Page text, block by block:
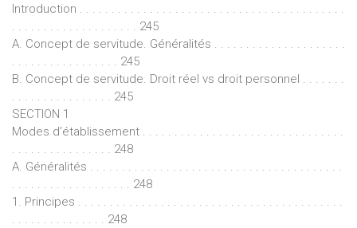
Introduction . . . . . . . . . . . . . . . . . . . . . . . . . . . . . . . . . . . . . . . . . .
. . . . . . . . . . . . . . . . . . . . 245
A. Concept de servitude. Généralités . . . . . . . . . . . . . . . . . . . . .
. . . . . . . . . . . . . . . . . 245
B. Concept de servitude. Droit réel vs droit personnel . . . . . . .
. . . . . . . . . . . . . . . . 245
SECTION 1
Modes d’établissement . . . . . . . . . . . . . . . . . . . . . . . . . . . . . . . .
. . . . . . . . . . . . . . . . 248
A. Généralités . . . . . . . . . . . . . . . . . . . . . . . . . . . . . . . . . . . . . . . .
. . . . . . . . . . . . . . . . . . . 248
1. Principes . . . . . . . . . . . . . . . . . . . . . . . . . . . . . . . . . . . . . . . . . .
. . . . . . . . . . . . . . . 248